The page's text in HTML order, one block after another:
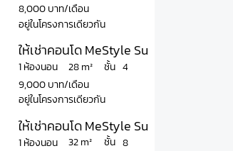
8,000 บาท/เดือน
อยู่ในโครงการเดียวกัน
ให้เช่าคอนโด MeStyle Sukhumvit -
1 ห้องนอน
9,000 บาท/เดือน
ชั้น
28 m² 4
อยู่ในโครงการเดียวกัน
ให้เช่าคอนโด MeStyle Sukhumvit –
1 ห้องนอน
ชั้น
32 m² 8